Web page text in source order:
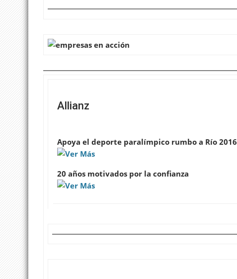
Allianz
Apoya el deporte paralímpico rumbo a Río 2016
20 años motivados por la confianza